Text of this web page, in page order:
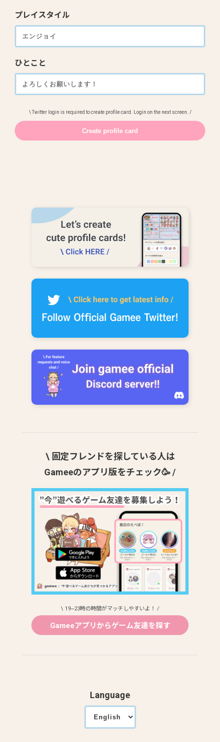
プレイスタイル
ひとこと
\ Twitter login is required to create profile card. Login on the next screen. /
\ 固定フレンドを探している人は
Gameeのアプリ版をチェック🥳 /
\ 19~23時の時間がマッチしやすいよ！ /
Gameeアプリからゲーム友達を探す
Language